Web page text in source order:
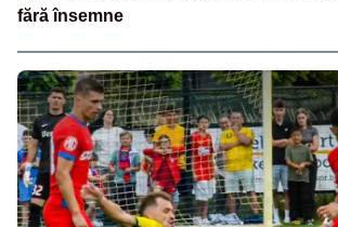
fără însemne